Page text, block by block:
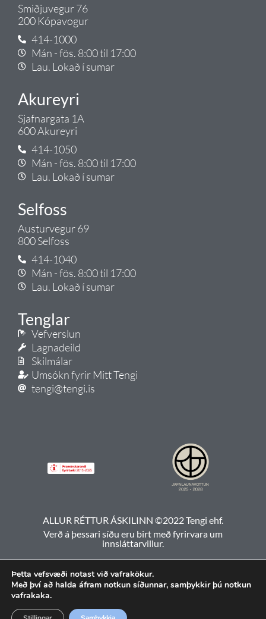
Smiðjuvegur 76
200 Kópavogur
414-1000
Mán - fös. 8:00 til 17:00
Lau. Lokað í sumar
Akureyri
Sjafnargata 1A
600 Akureyri
414-1050
Mán - fös. 8:00 til 17:00
Lau. Lokað í sumar
Selfoss
Austurvegur 69
800 Selfoss
414-1040
Mán - fös. 8:00 til 17:00
Lau. Lokað í sumar
Tenglar
Vefverslun
Lagnadeild
Skilmálar
Umsókn fyrir Mitt Tengi
tengi@tengi.is
ALLUR RÉTTUR ÁSKILINN ©2022 Tengi ehf.
Verð á þessari síðu eru birt með fyrirvara um
innsláttarvillur.
Þetta vefsvæði notast við vafrakökur.
Með því að halda áfram notkun síðunnar, samþykkir þú notkun
vafrakaka.